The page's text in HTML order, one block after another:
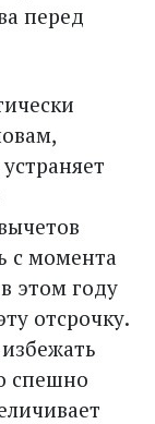
перед
с момента
этом году
отсрочку.
спешно